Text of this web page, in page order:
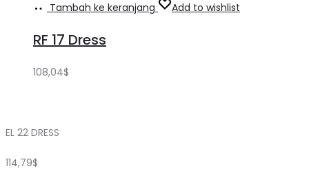
Tambah ke keranjang Add to wishlist
RF 17 Dress
108,04$
EL 22 DRESS
114,79$